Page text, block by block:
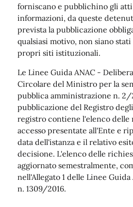
forniscano e pubblichino gli
informazioni, da queste
prevista la pubblicazione
qualsiasi motivo, non siano
propri siti istituzionali.
Le Linee Guida ANAC -
Circolare del Ministro per la
pubblica amministrazione n. 2/
pubblicazione del Registro
registro contiene l'elenco delle
accesso presentate all'Ente e
data dell'istanza e il relativo
decisione. L'elenco delle
aggiornato semestralmente,
nell'Allegato 1 delle Linee
n. 1309/2016.